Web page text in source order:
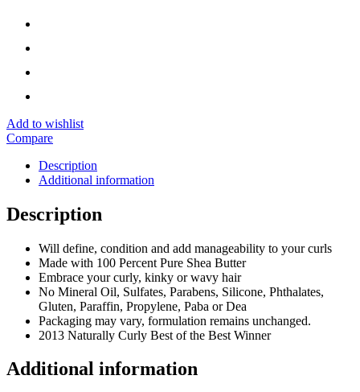
Add to wishlist
Compare
Description
Additional information
Description
Will define, condition and add manageability to your curls
Made with 100 Percent Pure Shea Butter
Embrace your curly, kinky or wavy hair
No Mineral Oil, Sulfates, Parabens, Silicone, Phthalates,
Gluten, Paraffin, Propylene, Paba or Dea
Packaging may vary, formulation remains unchanged.
2013 Naturally Curly Best of the Best Winner
Additional information